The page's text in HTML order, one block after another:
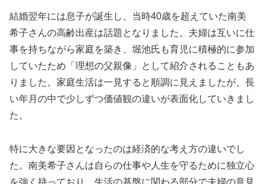
結婚翌年には息子が誕生し、当時40歳を超えていた南美
希子さんの高齢出産は話題となりました。夫婦は互いに仕
事を持ちながら家庭を築き、堀池氏も育児に積極的に参加
していたため「理想の父親像」として紹介されることもあ
りました。家庭生活は一見すると順調に見えましたが、長
い年月の中で少しずつ価値観の違いが表面化していきまし
た。
特に大きな要因となったのは経済的な考え方の違いでし
た。南美希子さんは自らの仕事や人生を守るために独立心
を強く持っており、生活の基盤に関わる部分で夫婦の意見